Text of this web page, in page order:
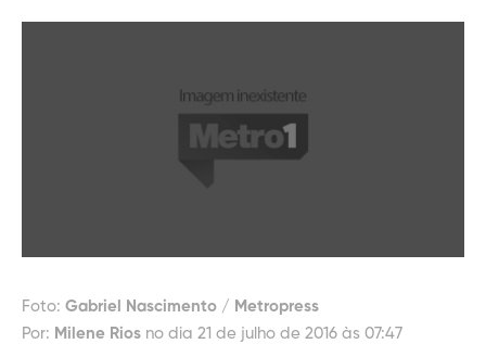
Foto: Gabriel Nascimento / Metropress
Por: Milene Rios no dia 21 de julho de 2016 às 07:47